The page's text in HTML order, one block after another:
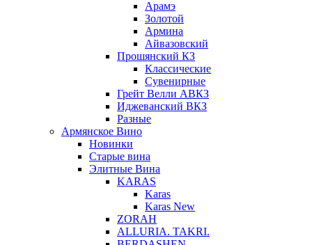
Арамэ
Золотой
Армина
Айвазовский
Прошянский КЗ
Классические
Сувенирные
Грейт Велли АВКЗ
Иджеванский ВКЗ
Разные
Армянское Вино
Новинки
Старые вина
Элитные Вина
KARAS
Karas
Karas New
ZORAH
ALLURIA. TAKRI.